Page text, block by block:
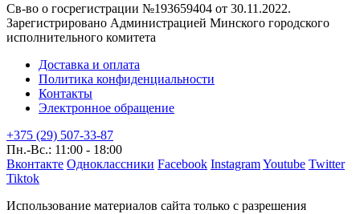
Св-во о госрегистрации №193659404 от 30.11.2022.
Зарегистрировано Администрацией Минского городского
исполнительного комитета
Доставка и оплата
Политика конфиденциальности
Контакты
Электронное обращение
+375 (29) 507-33-87
Пн.-Вс.: 11:00 - 18:00
Вконтакте Одноклассники Facebook InstagramYoutube Twitter
Tiktok
Использование материалов сайта только с разрешения